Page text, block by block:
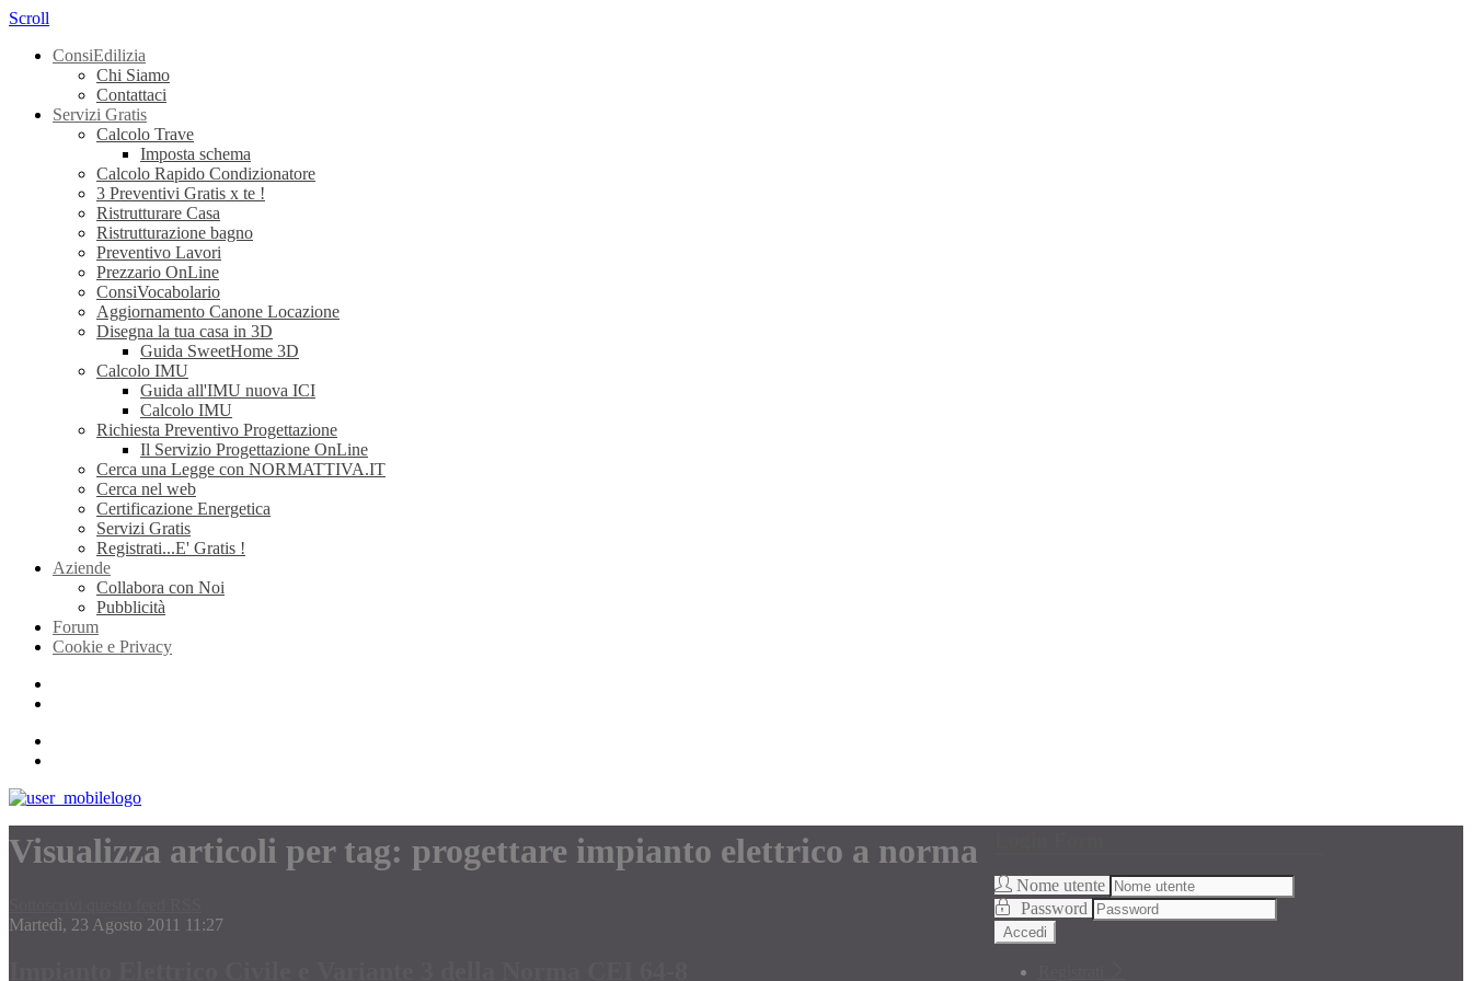
Scroll
ConsiEdilizia
Chi Siamo
Contattaci
Servizi Gratis
Calcolo Trave
Imposta schema
Calcolo Rapido Condizionatore
3 Preventivi Gratis x te !
Ristrutturare Casa
Ristrutturazione bagno
Preventivo Lavori
Prezzario OnLine
ConsiVocabolario
Aggiornamento Canone Locazione
Disegna la tua casa in 3D
Guida SweetHome 3D
Calcolo IMU
Guida all'IMU nuova ICI
Calcolo IMU
Richiesta Preventivo Progettazione
Il Servizio Progettazione OnLine
Cerca una Legge con NORMATTIVA.IT
Cerca nel web
Certificazione Energetica
Servizi Gratis
Registrati...E' Gratis !
Aziende
Collabora con Noi
Pubblicità
Forum
Cookie e Privacy
Nome utente
Password
Accedi
Visualizza articoli per tag: progettare impianto elettrico a norma
Martedì, 23 Agosto 2011 11:27